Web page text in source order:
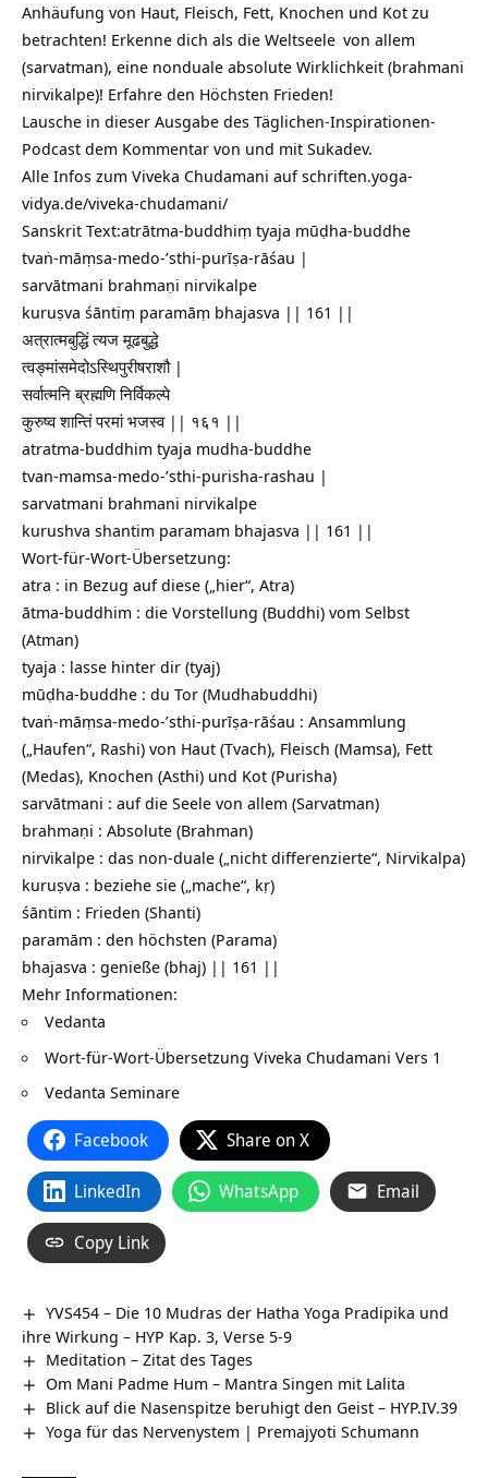
Anhäufung von Haut, Fleisch, Fett, Knochen und Kot zu
betrachten! Erkenne dich als die Weltseele von allem
(sarvatman), eine nonduale absolute Wirklichkeit (brahmani
nirvikalpe)! Erfahre den Höchsten Frieden!
Lausche in dieser Ausgabe des Täglichen-Inspirationen-
Podcast dem Kommentar von und mit Sukadev.
Alle Infos zum Viveka Chudamani aufschriften.yoga-
vidya.de/viveka-chudamani/
Sanskrit Text:atrātma-buddhiṃ tyaja mūḍha-buddhe
tvaṅ-māṃsa-medo-’sthi-purīṣa-rāśau |
sarvātmani brahmaṇi nirvikalpe
kuruṣva śāntiṃ paramāṃ bhajasva || 161 ||
अत्रात्मबुद्धिं त्यज मूढबुद्धे
त्वङ्मांसमेदोऽस्थिपुरीषराशौ |
सर्वात्मनि ब्रह्मणि निर्विकल्पे
कुरुष्व शान्तिं परमां भजस्व || १६१ ||
atratma-buddhim tyaja mudha-buddhe
tvan-mamsa-medo-’sthi-purisha-rashau |
sarvatmani brahmani nirvikalpe
kurushva shantim paramam bhajasva || 161 ||
Wort-für-Wort-Übersetzung:
atra : in Bezug auf diese („hier“, Atra)
ātma-buddhim : die Vorstellung (Buddhi) vom Selbst
(Atman)
tyaja : lasse hinter dir (tyaj)
mūḍha-buddhe : du Tor (Mudhabuddhi)
tvaṅ-māṃsa-medo-’sthi-purīṣa-rāśau : Ansammlung
(„Haufen“, Rashi) von Haut (Tvach), Fleisch (Mamsa), Fett
(Medas), Knochen (Asthi) und Kot (Purisha)
sarvātmani : auf die Seele von allem (Sarvatman)
brahmaṇi : Absolute (Brahman)
nirvikalpe : das non-duale („nicht differenzierte“, Nirvikalpa)
kuruṣva : beziehe sie („mache“, kṛ)
śāntim : Frieden (Shanti)
paramām : den höchsten (Parama)
bhajasva : genieße (bhaj) || 161 ||
Mehr Informationen:
Vedanta
Wort-für-Wort-Übersetzung Viveka Chudamani Vers 1
Vedanta Seminare
Facebook Share on X
LinkedIn WhatsApp Email
Copy Link
YVS454 – Die 10 Mudras der Hatha Yoga Pradipika und
ihre Wirkung – HYP Kap. 3, Verse 5-9
Meditation – Zitat des Tages
Om Mani Padme Hum – Mantra Singen mit Lalita
Blick auf die Nasenspitze beruhigt den Geist – HYP.IV.39
Yoga für das Nervenystem | Premajyoti Schumann